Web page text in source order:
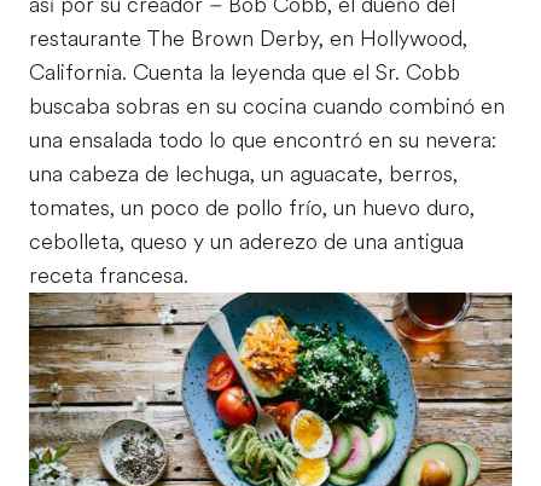
restaurante The Brown Derby, en Hollywood,
California. Cuenta la leyenda que el Sr. Cobb
buscaba sobras en su cocina cuando combinó en
una ensalada todo lo que encontró en su nevera:
una cabeza de lechuga, un aguacate, berros,
tomates, un poco de pollo frío, un huevo duro,
cebolleta, queso y un aderezo de una antigua
receta francesa.